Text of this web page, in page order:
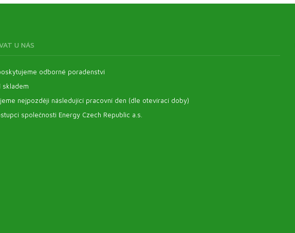
U NÁS
odborné poradenství
skladem
nejpozději následující pracovní den (dle otevírací doby)
společnosti Energy Czech Republic a.s.